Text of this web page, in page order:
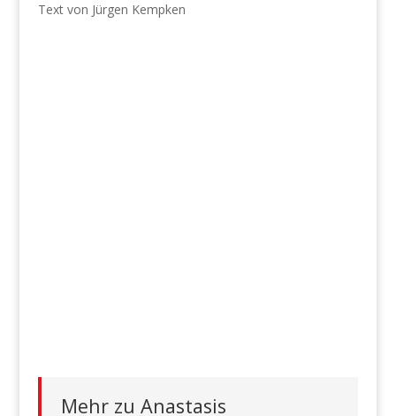
Text von Jürgen Kempken
Mehr zu Anastasis